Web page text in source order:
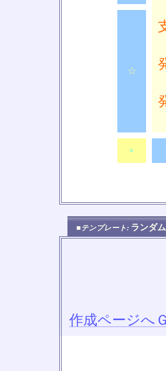
☆
★
■テンプレート: ランダ
作成ページへ